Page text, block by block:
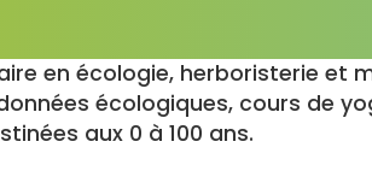
en écologie, herboristerie
écologiques, cours de
aux 0 à 100 ans.